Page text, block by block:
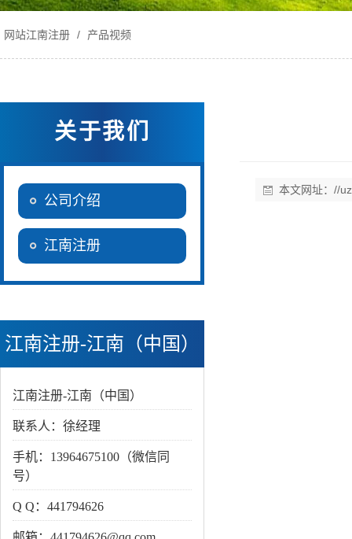
网站江南注册 / 产品视频
关于我们
公司介绍
江南注册
江南注册-江南（中国）
江南注册-江南（中国）
联系人：徐经理
手机：13964675100（微信同
号）
Q Q：441794626
本文网址： //